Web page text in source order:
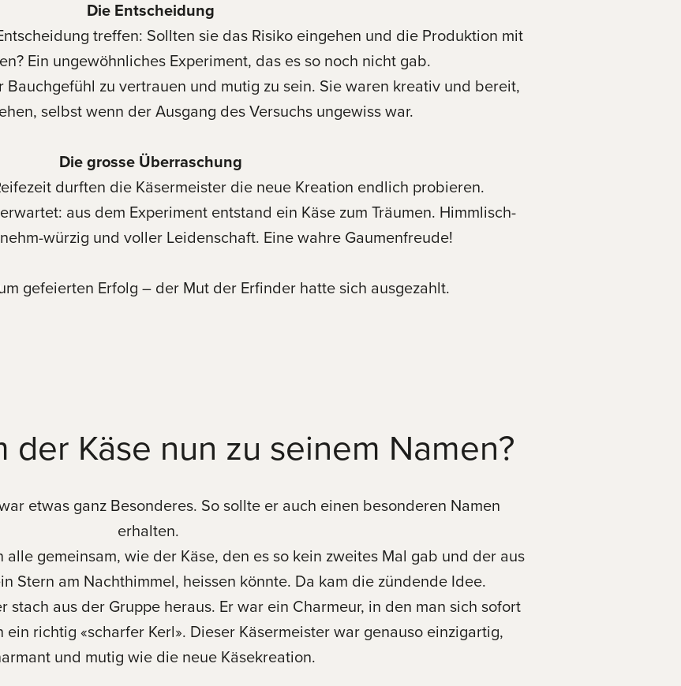
Die Entscheidung
treffen: Sollten sie das Risiko eingehen und die Produktion mit
Ein ungewöhnliches Experiment, das es so noch nicht gab.
Bauchgefühl zu vertrauen und mutig zu sein. Sie waren kreativ und bereit,
selbst wenn der Ausgang des Versuchs ungewiss war.
Die grosse Überraschung
durften die Käsermeister die neue Kreation endlich probieren.
aus dem Experiment entstand ein Käse zum Träumen. Himmlisch-
würzig und voller Leidenschaft. Eine wahre Gaumenfreude!
gefeierten Erfolg – der Mut der Erfinder hatte sich ausgezahlt.
der Käse nun zu seinem Namen?
etwas ganz Besonderes. So sollte er auch einen besonderen Namen
erhalten.
gemeinsam, wie der Käse, den es so kein zweites Mal gab und der aus
Stern am Nachthimmel, heissen könnte. Da kam die zündende Idee.
stach aus der Gruppe heraus. Er war ein Charmeur, in den man sich sofort
richtig «scharfer Kerl». Dieser Käsermeister war genauso einzigartig,
und mutig wie die neue Käsekreation.